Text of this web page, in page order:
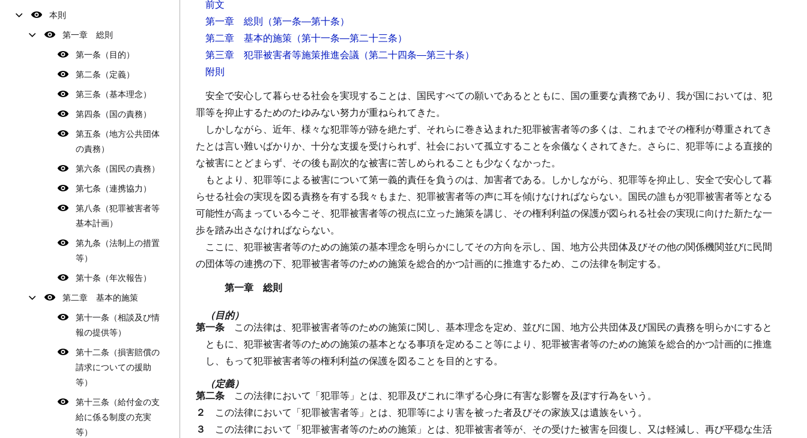
本則
第一章 総則
第一条（目的）
第二条（定義）
第三条（基本理念）
第四条（国の責務）
第五条（地方公共団体
の責務）
第六条（国民の責務）
第七条（連携協力）
第八条（犯罪被害者等
基本計画）
第九条（法制上の措置
等）
第十条（年次報告）
第二章 基本的施策
第十一条（相談及び情
報の提供等）
第十二条（損害賠償の
請求についての援助
等）
第十三条（給付金の支
給に係る制度の充実
等）
前文
第一章 総則 （第一条―第十条）
第二章 基本的施策 （第十一条―第二十三条）
第三章 犯罪被害者等施策推進会議 （第二十四条―第三十条）
附則
安全で安心して暮らせる社会を実現することは、国民すべての願いであるとともに、国の重要な責務であり、我が国においては、犯
罪等を抑止するためのたゆみない努力が重ねられてきた。
しかしながら、近年、様々な犯罪等が跡を絶たず、それらに巻き込まれた犯罪被害者等の多くは、これまでその権利が尊重されてき
たとは言い難いばかりか、十分な支援を受けられず、社会において孤立することを余儀なくされてきた。さらに、犯罪等による直接的
な被害にとどまらず、その後も副次的な被害に苦しめられることも少なくなかった。
もとより、犯罪等による被害について第一義的責任を負うのは、加害者である。しかしながら、犯罪等を抑止し、安全で安心して暮
らせる社会の実現を図る責務を有する我々もまた、犯罪被害者等の声に耳を傾けなければならない。国民の誰もが犯罪被害者等となる
可能性が高まっている今こそ、犯罪被害者等の視点に立った施策を講じ、その権利利益の保護が図られる社会の実現に向けた新たな一
歩を踏み出さなければならない。
ここに、犯罪被害者等のための施策の基本理念を明らかにしてその方向を示し、国、地方公共団体及びその他の関係機関並びに民間
の団体等の連携の下、犯罪被害者等のための施策を総合的かつ計画的に推進するため、この法律を制定する。
第一章 総則
（目的）
第一条 この法律は、犯罪被害者等のための施策に関し、基本理念を定め、並びに国、地方公共団体及び国民の責務を明らかにすると
ともに、犯罪被害者等のための施策の基本となる事項を定めること等により、犯罪被害者等のための施策を総合的かつ計画的に推進
し、もって犯罪被害者等の権利利益の保護を図ることを目的とする。
（定義）
第二条 この法律において「犯罪等」とは、犯罪及びこれに準ずる心身に有害な影響を及ぼす行為をいう。
２ この法律において「犯罪被害者等」とは、犯罪等により害を被った者及びその家族又は遺族をいう。
３ この法律において「犯罪被害者等のための施策」とは、犯罪被害者等が、その受けた被害を回復し、又は軽減し、再び平穏な生活